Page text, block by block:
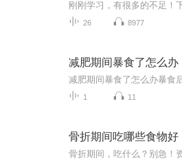
26 8977
减肥期间暴食了怎么办
1 11
骨折期间吃哪些食物好